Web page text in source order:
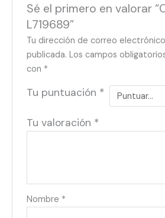
Sé el primero en valorar
L719689”
Tu dirección de correo
publicada. Los campos
con *
Tu puntuación *
Tu valoración *
Nombre *